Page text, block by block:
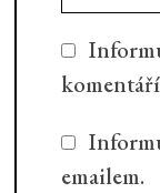
emailem.